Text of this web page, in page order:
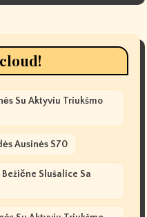
Su Aktyviu Triukšmo
Ausinės S70
Slušalice Sa